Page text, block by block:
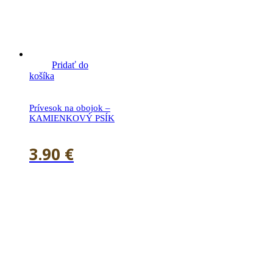
Pridať do
košíka
Prívesok na obojok –
KAMIENKOVÝ PSÍK
3.90 €